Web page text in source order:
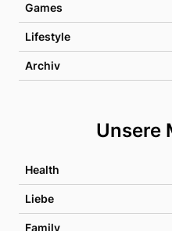
Games
Lifestyle
Archiv
Unsere
Health
Liebe
Family